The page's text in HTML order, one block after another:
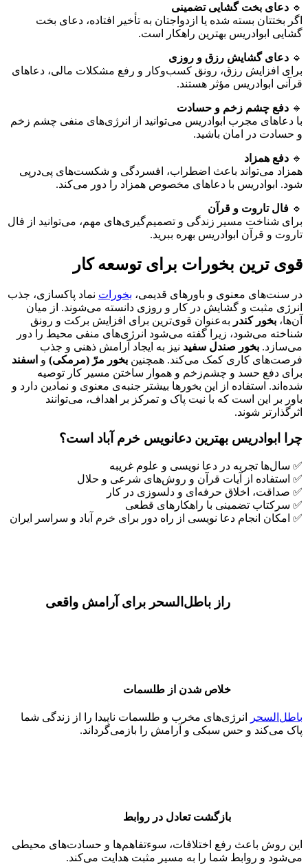
🔹 دعای بخت گشایی تضمینی
اگر بختتان بسته شده یا ازدواجتان به تأخیر افتاده، دعای بخت
گشایی ابوادریس بهترین راهکار است.
🔹 دعای گشایش رزق و روزی
برای افزایش رزق، رونق کسب‌وکار و رفع مشکلات مالی، دعاهای
قرآنی ابوادریس مؤثر هستند.
🔹 دفع چشم زخم و حسادت
با دعاهای مجرب ابوادریس می‌توانید از انرژی‌های منفی چشم زخم
و حسادت در امان باشید.
🔹 دفع همزاد
همزاد می‌تواند باعث اضطراب، افسردگی و شکست‌های پی‌در‌پی
شود. ابوادریس با دعاهای مخصوص همزاد را دور می‌کند.
🔹 فال تاروت و قرآن
برای شناخت مسیر زندگی و تصمیم‌گیری‌های مهم، می‌توانید از فال
تاروت و قرآن ابوادریس بهره ببرید.
قوی ترین بخورات برای توسعه کار
در سنت‌های معنوی و باورهای قدیمی، بخورات نماد پاکسازی، جذب
انرژی مثبت و گشایش در کار و روزی دانسته می‌شوند. از میان
آن‌ها، بخور کندر به‌عنوان قوی‌ترین برای افزایش برکت و رونق
شناخته می‌شود، زیرا گفته می‌شود انرژی‌های منفی محیط را دور
می‌سازد. بخور صندل سفید نیز به ایجاد آرامش ذهنی و جذب
فرصت‌های کاری کمک می‌کند. همچنین بخور مرّ (مرمکی) و اسفند
برای دفع حسد و چشم‌زخم و هموار ساختن مسیر کار توصیه
شده‌اند. استفاده از این بخورها بیشتر جنبه‌ی معنوی و نمادین دارد و
باور بر این است که با نیت پاک و تمرکز بر اهداف، می‌توانند
اثرگذارتر شوند.
چرا ابوادریس بهترین دعانویس خرم آباد است؟
✅ سال‌ها تجربه در دعا نویسی و علوم غریبه
✅ استفاده از آیات قرآن و روش‌های شرعی و حلال
✅ صداقت، اخلاق حرفه‌ای و دلسوزی در کار
✅ سرکتاب تضمینی با راهکارهای قطعی
✅ امکان انجام دعا نویسی از راه دور برای خرم آباد و سراسر ایران
راز باطل‌السحر برای آرامش واقعی
خلاص شدن از طلسمات
باطل‌السحر
انرژی‌های مخرب و طلسمات ناپیدا را از زندگی شما
پاک می‌کند و حس سبکی و آرامش را بازمی‌گرداند.
بازگشت تعادل در روابط
این روش باعث رفع اختلافات، سوءتفاهم‌ها و حسادت‌های محیطی
می‌شود و روابط شما را به مسیر مثبت هدایت می‌کند.